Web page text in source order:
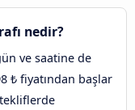
nedir?
ve saatine de
₺ fiyatından başlar